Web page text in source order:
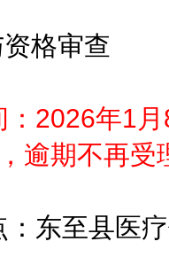
格审查
：2026年1
逾期不再受
至县医疗